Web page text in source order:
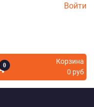
Войти
0
Корзина
0 руб